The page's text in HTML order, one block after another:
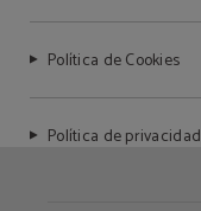
Política de Cookies
Política de privacidad